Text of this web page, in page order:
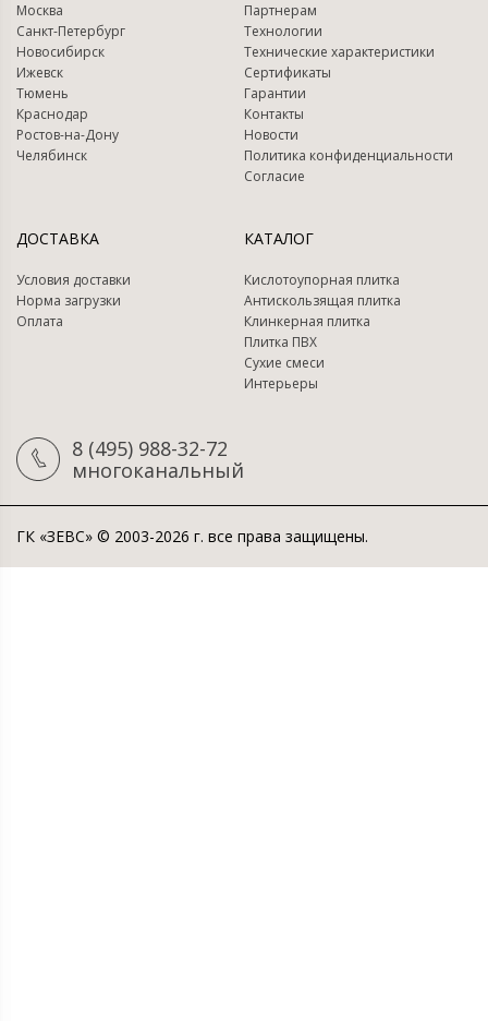
Москва
Санкт-Петербург
Новосибирск
Ижевск
Тюмень
Краснодар
Ростов-на-Дону
Челябинск
Партнерам
Технологии
Технические характеристики
Сертификаты
Гарантии
Контакты
Новости
Политика конфиденциальности
Согласие
ДОСТАВКА
Условия доставки
Норма загрузки
Оплата
КАТАЛОГ
Кислотоупорная плитка
Антискользящая плитка
Клинкерная плитка
Плитка ПВХ
Сухие смеси
Интерьеры
8 (495) 988-32-72
многоканальный
ГК «ЗЕВС» © 2003-2026 г. все права защищены.